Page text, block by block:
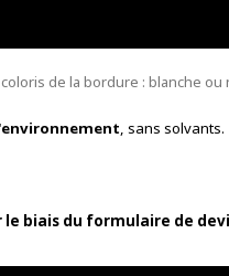
de la bordure : blanche ou
, sans solvants.
biais du formulaire de